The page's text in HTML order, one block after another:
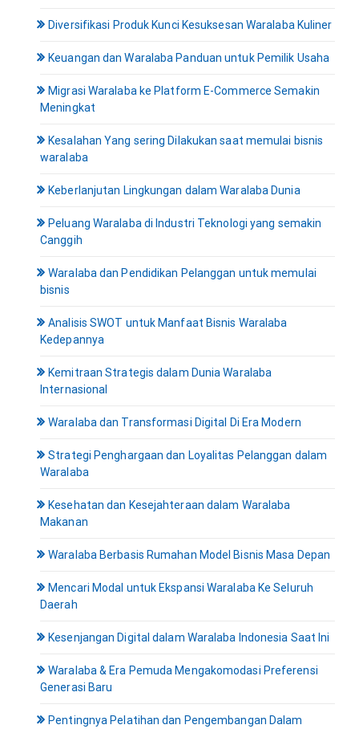
Diversifikasi Produk Kunci Kesuksesan Waralaba Kuliner
Keuangan dan Waralaba Panduan untuk Pemilik Usaha
Migrasi Waralaba ke Platform E-Commerce Semakin
Meningkat
Kesalahan Yang sering Dilakukan saat memulai bisnis
waralaba
Keberlanjutan Lingkungan dalam Waralaba Dunia
Peluang Waralaba di Industri Teknologi yang semakin
Canggih
Waralaba dan Pendidikan Pelanggan untuk memulai
bisnis
Analisis SWOT untuk Manfaat Bisnis Waralaba
Kedepannya
Kemitraan Strategis dalam Dunia Waralaba
Internasional
Waralaba dan Transformasi Digital Di Era Modern
Strategi Penghargaan dan Loyalitas Pelanggan dalam
Waralaba
Kesehatan dan Kesejahteraan dalam Waralaba
Makanan
Waralaba Berbasis Rumahan Model Bisnis Masa Depan
Mencari Modal untuk Ekspansi Waralaba Ke Seluruh
Daerah
Kesenjangan Digital dalam Waralaba Indonesia Saat Ini
Waralaba & Era Pemuda Mengakomodasi Preferensi
Generasi Baru
Pentingnya Pelatihan dan Pengembangan Dalam